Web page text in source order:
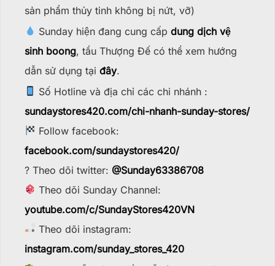
sản phẩm thủy tinh không bị nứt, vỡ)
Sunday hiện đang cung cấpdung dịch vệ
sinh boong, tẩu Thượng Đế có thể xem hướng
dẫn sử dụng tại đây.
Số Hotline và địa chỉ các chi nhánh :
sundaystores420.com/chi-nhanh-sunday-stores/
Follow facebook:
facebook.com/sundaystores420/
? Theo dõi twitter: @Sunday63386708
Theo dõi Sunday Channel:
youtube.com/c/SundayStores420VN
Theo dõi instagram:
instagram.com/sunday_stores_420